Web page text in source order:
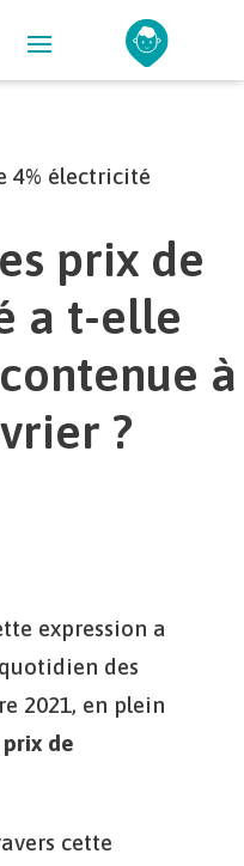
prix de
a t-elle
à
?
expression a
des
2021, en plein
prix de
cette